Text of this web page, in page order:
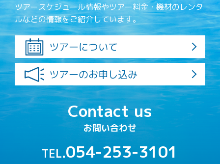
ツアースケジュール情報やツアー料金・機材のレンタ
ルなどの情報をご紹介しています。
ツアーについて
ツアーのお申し込み
Contact us
お問い合わせ
TEL.054-253-3101